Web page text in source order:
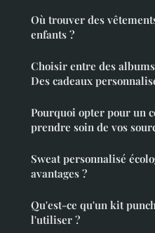
Où trouver des
enfants ?
Choisir entre des
Des cadeaux
Pourquoi opter pour un
prendre soin de vos
Sweat personnalisé
avantages ?
Qu'est-ce qu'un kit
l'utiliser ?